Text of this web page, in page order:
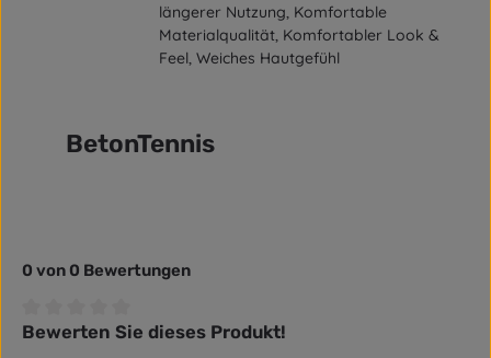
längerer Nutzung, Komfortable
Materialqualität, Komfortabler Look &
Feel, Weiches Hautgefühl
BetonTennis
0 von 0 Bewertungen
Durchschnittliche Bewertung von 0 von 5 Sternen
Bewerten Sie dieses Produkt!